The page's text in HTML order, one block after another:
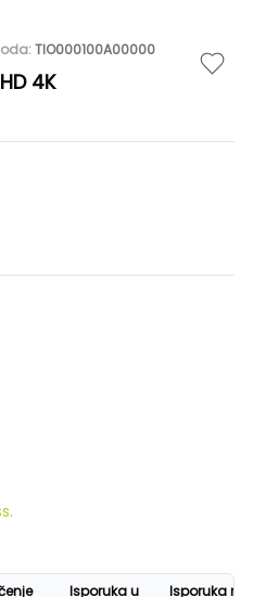
TIO000100A00000
4K
Isporuka u
Isporuka na